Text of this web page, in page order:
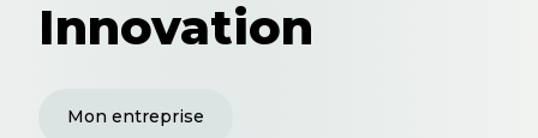
Innovation
Mon entreprise